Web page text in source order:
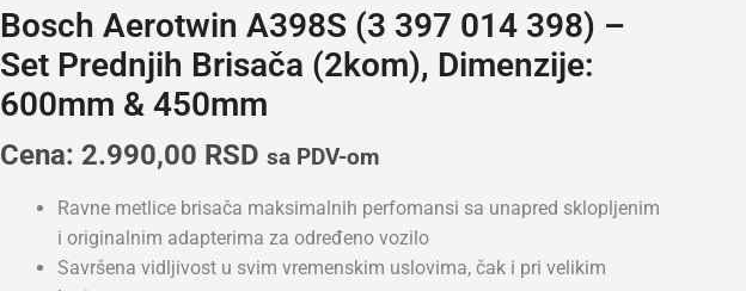
Bosch Aerotwin A398S (3 397 014 398) –
Set Prednjih Brisača (2kom), Dimenzije:
600mm & 450mm
Cena: 2.990,00 RSD sa PDV-om
Ravne metlice brisača maksimalnih perfomansi sa unapred sklopljenim
i originalnim adapterima za određeno vozilo
Savršena vidljivost u svim vremenskim uslovima, čak i pri velikim
Bosch
Aerotwin
A398S
(3
397
014